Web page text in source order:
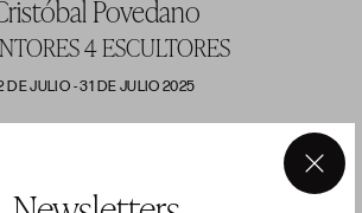
×
Povedano
4 ESCULTORES
DE JULIO - 31 DE JULIO 2025